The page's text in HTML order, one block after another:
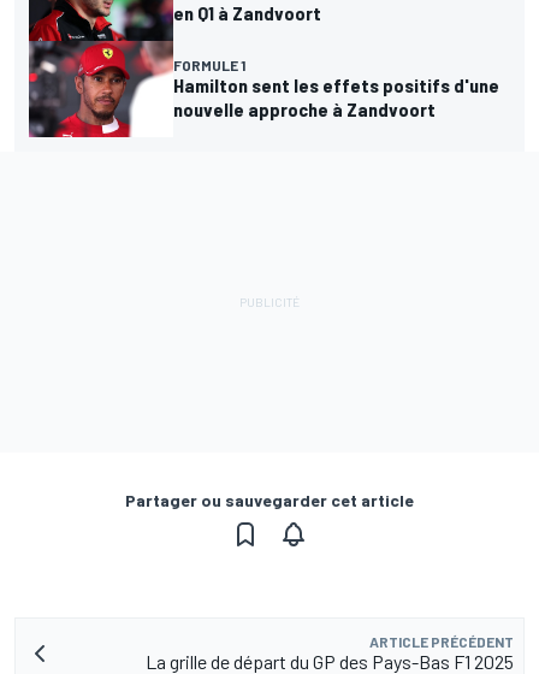
en Q1 à Zandvoort
FORMULE 1
Hamilton sent les effets positifs d'une
nouvelle approche à Zandvoort
Partager ou sauvegarder cet article
ARTICLE PRÉCÉDENT
La grille de départ du GP des Pays-Bas F1 2025